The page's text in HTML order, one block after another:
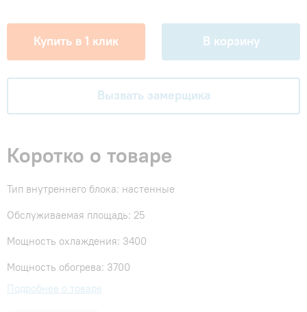
Купить в 1 клик В корзину
Вызвать замерщика
Коротко о товаре
Тип внутреннего блока: настенные
Обслуживаемая площадь: 25
Мощность охлаждения: 3400
Мощность обогрева: 3700
Подробнее о товаре